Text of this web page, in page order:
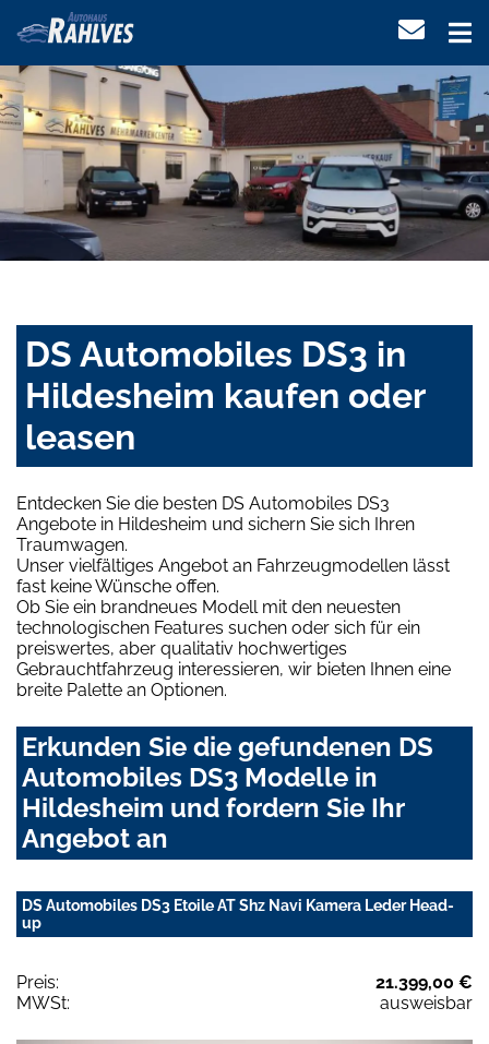
DS Automobiles DS3 in
Hildesheim kaufen oder
leasen
Entdecken Sie die besten DS Automobiles DS3
Angebote in Hildesheim und sichern Sie sich Ihren
Traumwagen.
Unser vielfältiges Angebot an Fahrzeugmodellen lässt
fast keine Wünsche offen.
Ob Sie ein brandneues Modell mit den neuesten
technologischen Features suchen oder sich für ein
preiswertes, aber qualitativ hochwertiges
Gebrauchtfahrzeug interessieren, wir bieten Ihnen eine
breite Palette an Optionen.
Erkunden Sie die gefundenen DS
Automobiles DS3 Modelle in
Hildesheim und fordern Sie Ihr
Angebot an
DS Automobiles DS3 Etoile AT Shz Navi Kamera Leder Head-
up
Preis:
21.399,00 €
MWSt:
ausweisbar